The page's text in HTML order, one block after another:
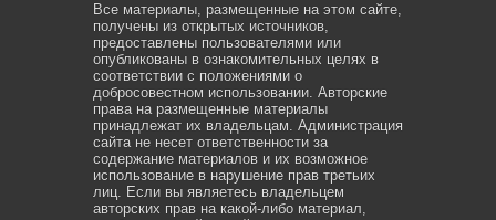
Все материалы, размещенные на этом сайте,
получены из открытых источников,
предоставлены пользователями или
опубликованы в ознакомительных целях в
соответствии с положениями о
добросовестном использовании. Авторские
права на размещенные материалы
принадлежат их владельцам. Администрация
сайта не несет ответственности за
содержание материалов и их возможное
использование в нарушение прав третьих
лиц. Если вы являетесь владельцем
авторских прав на какой-либо материал,